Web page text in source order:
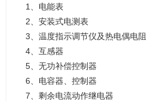
1、电能表
2、安装式电测表
3、温度指示调节仪及热电偶电阻
4、互感器
5、无功补偿控制器
6、电容器、控制器
7、剩余电流动作继电器